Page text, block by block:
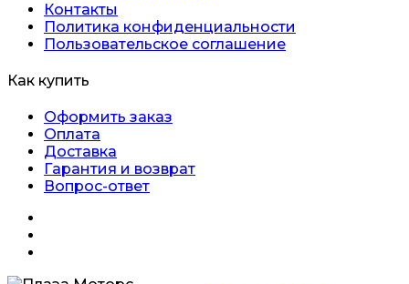
Контакты
Политика конфиденциальности
Пользовательское соглашение
Как купить
Оформить заказ
Оплата
Доставка
Гарантия и возврат
Вопрос-ответ